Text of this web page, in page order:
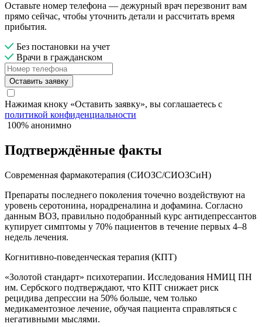
Оставьте номер телефона — дежурный врач перезвонит вам
прямо сейчас, чтобы уточнить детали и рассчитать время
прибытия.
Без постановки на учет
Врачи в гражданском
Оставить заявку
Нажимая кноку «Оставить заявку», вы соглашаетесь с
политикой конфиденциальности
100% анонимно
Подтверждённые факты
Современная фармакотерапия (СИОЗС/СИОЗСиН)
Препараты последнего поколения точечно воздействуют на
уровень серотонина, норадреналина и дофамина. Согласно
данным ВОЗ, правильно подобранный курс антидепрессантов
купирует симптомы у 70% пациентов в течение первых 4–8
недель лечения.
Когнитивно-поведенческая терапия (КПТ)
«Золотой стандарт» психотерапии. Исследования НМИЦ ПН
им. Сербского подтверждают, что КПТ снижает риск
рецидива депрессии на 50% больше, чем только
медикаментозное лечение, обучая пациента справляться с
негативными мыслями.